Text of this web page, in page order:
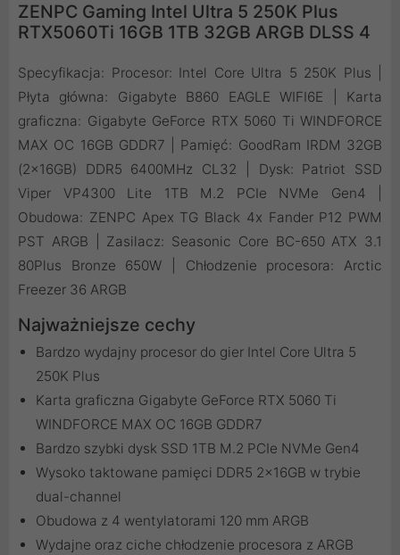
ZENPC Gaming Intel Ultra 5 250K Plus
RTX5060Ti 16GB 1TB 32GB ARGB DLSS 4
Specyfikacja: Procesor: Intel Core Ultra 5 250K Plus |
Płyta główna: Gigabyte B860 EAGLE WIFI6E | Karta
graficzna: Gigabyte GeForce RTX 5060 Ti WINDFORCE
MAX OC 16GB GDDR7 | Pamięć: GoodRam IRDM 32GB
(2x16GB) DDR5 6400MHz CL32 | Dysk: Patriot SSD
Viper VP4300 Lite 1TB M.2 PCIe NVMe Gen4 |
Obudowa: ZENPC Apex TG Black 4x Fander P12 PWM
PST ARGB | Zasilacz: Seasonic Core BC-650 ATX 3.1
80Plus Bronze 650W | Chłodzenie procesora: Arctic
Freezer 36 ARGB
Najważniejsze cechy
Bardzo wydajny procesor do gier Intel Core Ultra 5
250K Plus
Karta graficzna Gigabyte GeForce RTX 5060 Ti
WINDFORCE MAX OC 16GB GDDR7
Bardzo szybki dysk SSD 1TB M.2 PCIe NVMe Gen4
Wysoko taktowane pamięci DDR5 2x16GB w trybie
dual-channel
Obudowa z 4 wentylatorami 120 mm ARGB
Wydajne oraz ciche chłodzenie procesora z ARGB